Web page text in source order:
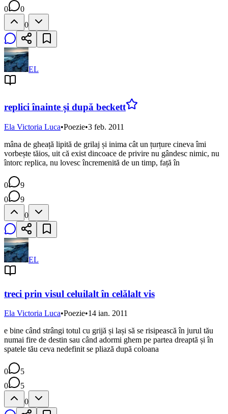
0
0
0
EL
replici înainte și după beckett
Ela Victoria Luca•Poezie•3 feb. 2011
mâna de gheață lipită de grilaj și inima cât un țurțure cineva îmi
vorbește tăios, uit că exist dincoace de privire nu gândesc nimic, nu
întorc replica, nu lovesc încremenită de un timp, față în
0
9
0
9
0
EL
treci prin visul celuilalt în celălalt vis
Ela Victoria Luca•Poezie•14 ian. 2011
e bine când strângi totul cu grijă și lași să se risipească în jurul tău
numai fire de destin sau când adormi ghem pe partea dreaptă și în
spatele tău ceva nedefinit se pliază după coloana
0
5
0
5
0